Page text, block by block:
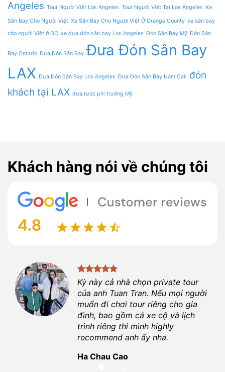
Angeles Tour Người Việt Los Angeles Tour Người Việt Tại Los Angeles Xe
Sân Bay Cho Người Việt Xe Sân Bay Cho Người Việt Ở Orange County xe sân bay
cho người Việt ở OC xe đưa đón sân bay Los Angeles Đón Sân Bay Mỹ Đón Sân
Bay Ontario Đưa Đón Sân Bay Đưa Đón Sân Bay
LAX Đưa Đón Sân Bay Los Angeles Đưa Đón Sân Bay Nam Cali đón
khách tại LAX đưa rước phi trường Mỹ
Khách hàng nói về chúng tôi
Kỳ này cả nhà chọn private tour
của anh Tuan Tran. Nếu mọi người
muốn đi chơi tour riêng cho gia
đình, bao gồm cả xe cộ và lịch
trình riêng thì mình highly
recommend anh ấy nha.
Ha Chau Cao